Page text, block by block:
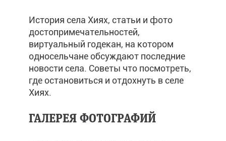
История села Хиях, статьи и фото
достопримечательностей,
виртуальный годекан, на котором
односельчане обсуждают последние
новости села. Советы что посмотреть,
где остановиться и отдохнуть в селе
Хиях.
ГАЛЕРЕЯ ФОТОГРАФИЙ